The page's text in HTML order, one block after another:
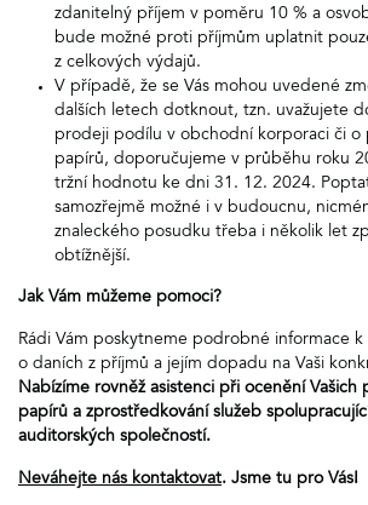
zdanitelný příjem v poměru 10 % a
bude možné proti příjmům uplatnit
z celkových výdajů.
V případě, že se Vás mohou uvedené
dalších letech dotknout, tzn. uvažujete
prodeji podílu v obchodní korporaci či o
papírů, doporučujeme v průběhu roku
tržní hodnotu ke dni 31. 12. 2024.
samozřejmě možné i v budoucnu,
znaleckého posudku třeba i několik let
obtížnější.
Jak Vám můžeme pomoci?
Rádi Vám poskytneme podrobné informace
o daních z příjmů a jejím dopadu na Vaši
Nabízíme rovněž asistenci při ocenění Vašich
papírů a zprostředkování služeb
auditorských společností.
Neváhejte nás kontaktovat. Jsme tu pro Vás!